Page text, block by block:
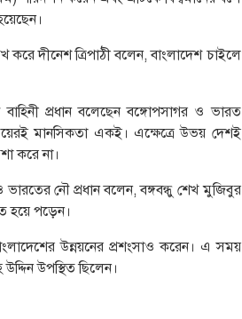
করে দীনেশ ত্রিপাঠী বলেন, বাংলাদেশ চাইলে
বাহিনী প্রধান বলেছেন বঙ্গোপসাগর ও ভারত
মানসিকতা একই। এক্ষেত্রে উভয় দেশই
করে না।
নৌ প্রধান বলেন, বঙ্গবন্ধু শেখ মুজিবুর
হয়ে পড়েন।
উন্নয়নের প্রশংসাও করেন। এ সময়
উদ্দিন উপস্থিত ছিলেন।